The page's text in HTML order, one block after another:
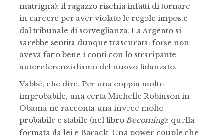
matrigna): il ragazzo rischia infatti di tornare
in carcere per aver violato le regole imposte
dal tribunale di sorveglianza. La Argento si
sarebbe sentita dunque trascurata: forse non
aveva fatto bene i conti con lo straripante
autoreferenzialismo del nuovo fidanzato.
Vabbè, che dire. Per una coppia molto
improbabile, una certa Michelle Robinson in
Obama ne racconta una invece molto
probabile e stabile (nel libro Becoming): quella
formata da lei e Barack. Una power couple che